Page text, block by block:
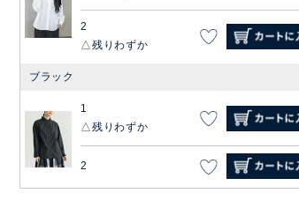
2
残りわずか
ブラック
1
残りわずか
2